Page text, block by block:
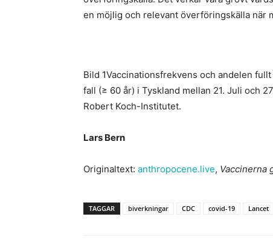
en möjlig och relevant överföringskälla när
Bild 1Vaccinationsfrekvens och andelen
fall (≥ 60 år) i Tyskland mellan 21. Juli och
Robert Koch-Institutet.
Lars Bern
Originaltext: anthropocene.live, Vaccinerna
TAGGAR biverkningar CDC covid-19 Lancet